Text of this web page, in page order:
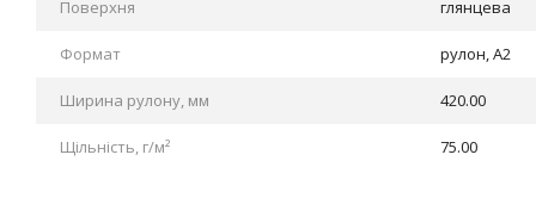
Поверхня глянцева
Формат рулон, А2
Ширина рулону, мм 420.00
Щільність, г/м² 75.00